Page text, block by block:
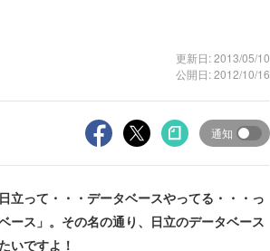
更新日: 2013/05/10
公開日: 2012/10/16
通知
立って・・・データベースやってる・・・っ
ス」。その名の通り、日立のデータベース
いですよ！